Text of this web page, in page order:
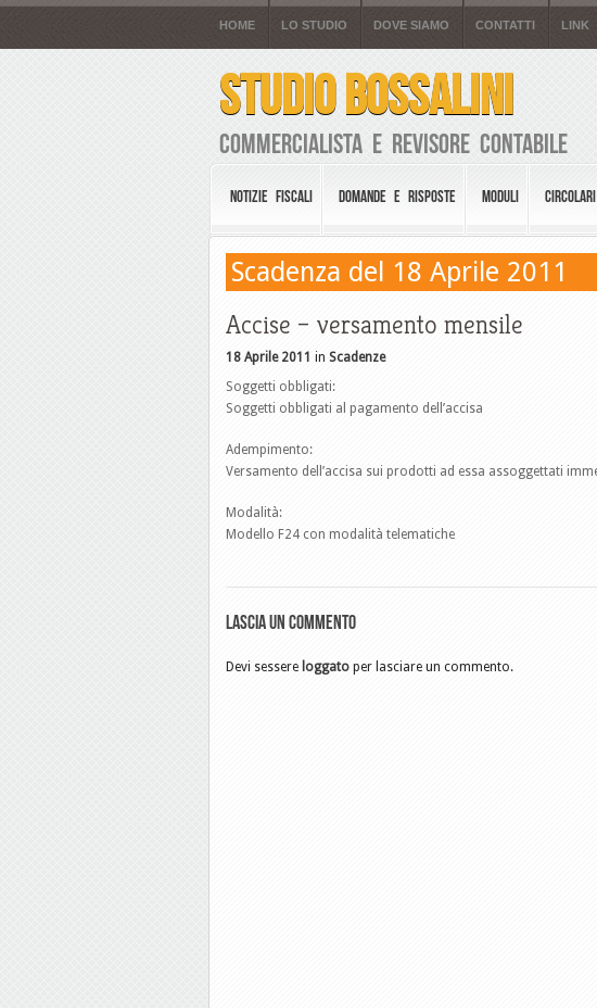
HOME LO STUDIO DOVE SIAMO CONTATTI LINK
STUDIO BOSSALINI
Commercialista e Revisore Contabile
NOTIZIE FISCALI DOMANDE E RISPOSTE MODULI CIRCOLARI
Scadenza del 18 Aprile 2011
Accise – versamento mensile
18 Aprile 2011 in Scadenze
Soggetti obbligati:
Soggetti obbligati al pagamento dell’accisa
Adempimento:
Versamento dell’accisa sui prodotti ad essa assoggettati
Modalità:
Modello F24 con modalità telematiche
Lascia un commento
Devi sessere loggato per lasciare un commento.